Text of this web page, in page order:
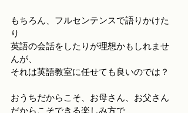
もちろん、フルセンテンスで語りかけた
り
英語の会話をしたりが理想かもしれませ
んが、
それは英語教室に任せても良いのでは？
おうちだからこそ、お母さん、お父さん
だからこそできる楽しみ方で